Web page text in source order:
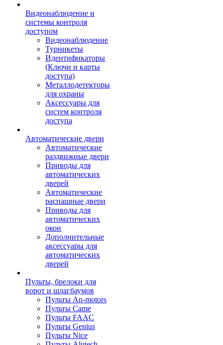
Видеонаблюдение и
системы контроля
доступом
Видеонаблюдение
Турникеты
Идентификаторы
(Ключи и карты
доступа)
Металлодетекторы
для охраны
Аксессуары для
систем контроля
доступа
Автоматические двери
Автоматические
раздвижные двери
Приводы для
автоматических
дверей
Автоматические
распашные двери
Приводы для
автоматических
окон
Дополнительные
аксессуары для
автоматических
дверей
Пульты, брелоки для
ворот и шлагбаумов
Пульты An-motors
Пульты Came
Пульты FAAC
Пульты Genius
Пульты Nice